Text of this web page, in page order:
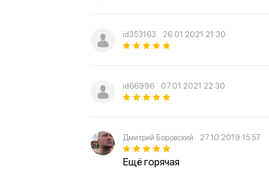
id353163 26.01.2021 21:30
id66996 07.01.2021 22:30
Дмитрий Боровский 27.10.2019 15:57
Ещё горячая